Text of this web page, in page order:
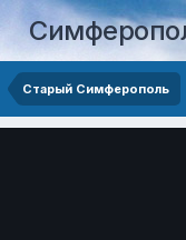
Старый Симферополь